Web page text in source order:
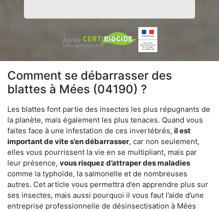
Comment se débarrasser des
blattes à Mées (04190) ?
Les blattes font partie des insectes les plus répugnants de
la planète, mais également les plus tenaces. Quand vous
faites face à une infestation de ces invertébrés, il est
important de vite s’en débarrasser, car non seulement,
elles vous pourrissent la vie en se multipliant, mais par
leur présence, vous risquez d’attraper des maladies
comme la typhoïde, la salmonelle et de nombreuses
autres. Cet article vous permettra d’en apprendre plus sur
ses insectes, mais aussi pourquoi il vous faut l’aide d’une
entreprise professionnelle de désinsectisation à Mées